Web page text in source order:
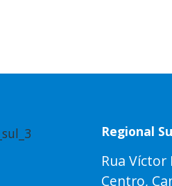
Regional
Rua Víctor
Centro,